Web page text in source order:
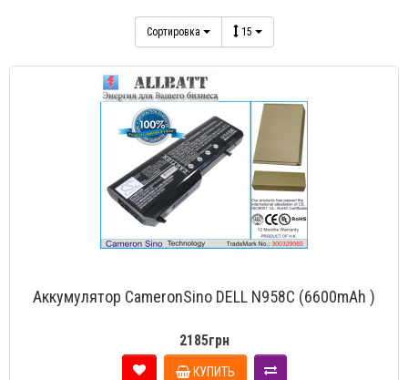
Сортировка 15
Аккумулятор CameronSino DELL N958C (6600mAh )
2185грн
КУПИТЬ